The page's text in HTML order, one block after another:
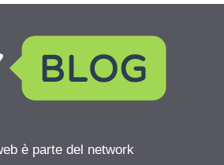
è parte del network